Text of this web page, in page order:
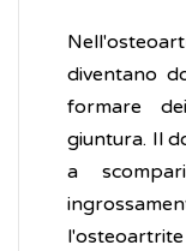
diventano
formare
giuntura. Il
a